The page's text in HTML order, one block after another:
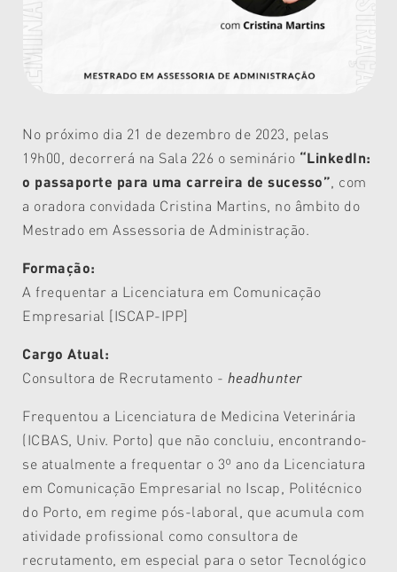
No próximo dia 21 de dezembro de 2023, pelas
19h00, decorrerá na Sala 226 o seminário “LinkedIn:
o passaporte para uma carreira de sucesso” , com
a oradora convidada Cristina Martins, no âmbito do
Mestrado em Assessoria de Administração.
Formação:
A frequentar a Licenciatura em Comunicação
Empresarial [ISCAP-IPP]
Cargo Atual:
Consultora de Recrutamento - headhunter
Frequentou a Licenciatura de Medicina Veterinária
(ICBAS, Univ. Porto) que não concluiu, encontrando-
se atualmente a frequentar o 3º ano da Licenciatura
em Comunicação Empresarial no Iscap, Politécnico
do Porto, em regime pós-laboral, que acumula com
atividade profissional como consultora de
recrutamento, em especial para o setor Tecnológico